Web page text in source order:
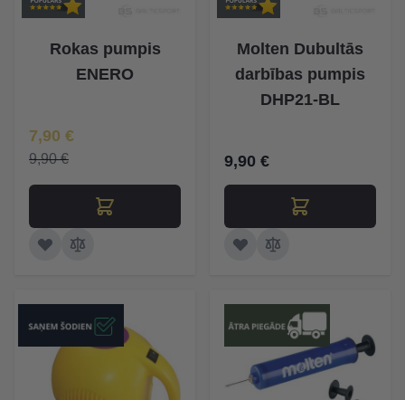
Rokas pumpis
ENERO
Īpaša Cena
7,90 €
9,90 €
Molten Dubultās
darbības pumpis
DHP21-BL
9,90 €